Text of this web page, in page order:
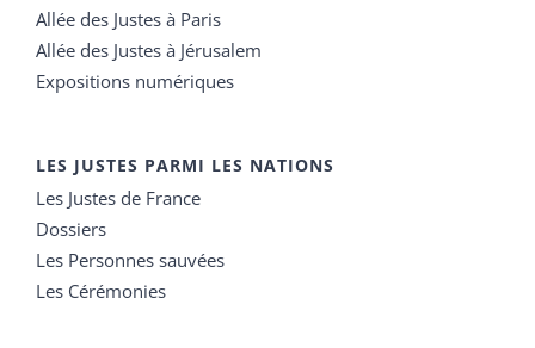
Allée des Justes à Paris
Allée des Justes à Jérusalem
Expositions numériques
LES JUSTES PARMI LES NATIONS
Les Justes de France
Dossiers
Les Personnes sauvées
Les Cérémonies